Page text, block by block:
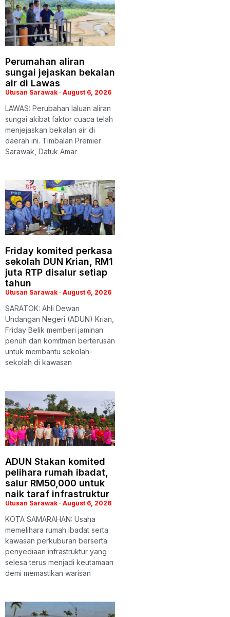
Perumahan aliran
sungai jejaskan bekalan
air di Lawas
Utusan Sarawak August 6, 2026
LAWAS: Perubahan laluan aliran
sungai akibat faktor cuaca telah
menjejaskan bekalan air di
daerah ini. Timbalan Premier
Sarawak, Datuk Amar
Friday komited perkasa
sekolah DUN Krian, RM1
juta RTP disalur setiap
tahun
Utusan Sarawak August 6, 2026
SARATOK: Ahli Dewan
Undangan Negeri (ADUN) Krian,
Friday Belik memberi jaminan
penuh dan komitmen berterusan
untuk membantu sekolah-
sekolah di kawasan
ADUN Stakan komited
pelihara rumah ibadat,
salur RM50,000 untuk
naik taraf infrastruktur
Utusan Sarawak August 6, 2026
KOTA SAMARAHAN: Usaha
memelihara rumah ibadat serta
kawasan perkuburan berserta
penyediaan infrastruktur yang
selesa terus menjadi keutamaan
demi memastikan warisan